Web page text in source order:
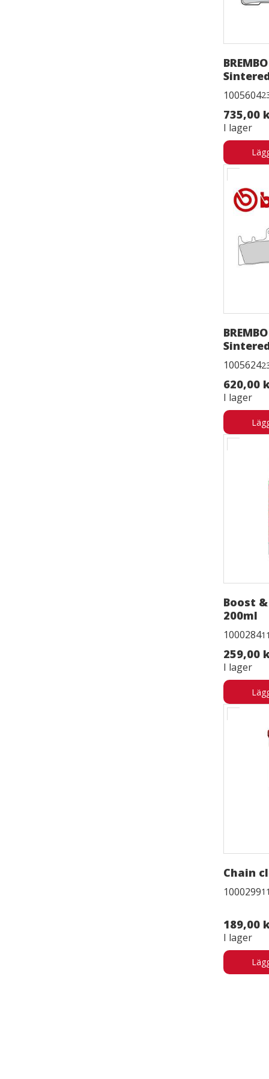
1005604
735,00
I lager
1005624
620,00
I lager
Boost
200ml
1000284
259,00
I lager
Chain
1000299
189,00
I lager